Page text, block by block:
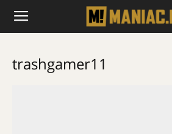
trashgamer11